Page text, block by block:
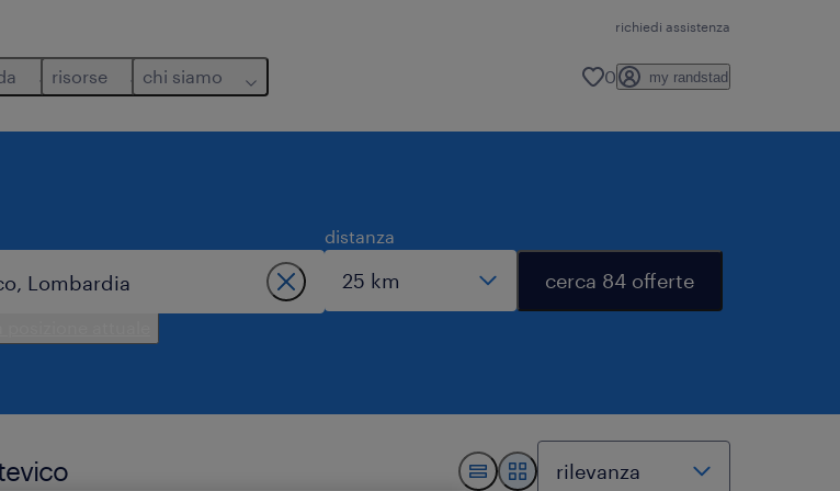
richiedi assistenza
risorse chi siamo 0 my randstad
distanza
cerca 84 offerte